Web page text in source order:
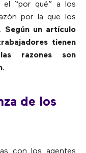
el “por qué” a los
por la que los
Según un artículo
tienen
razones son
.
de los